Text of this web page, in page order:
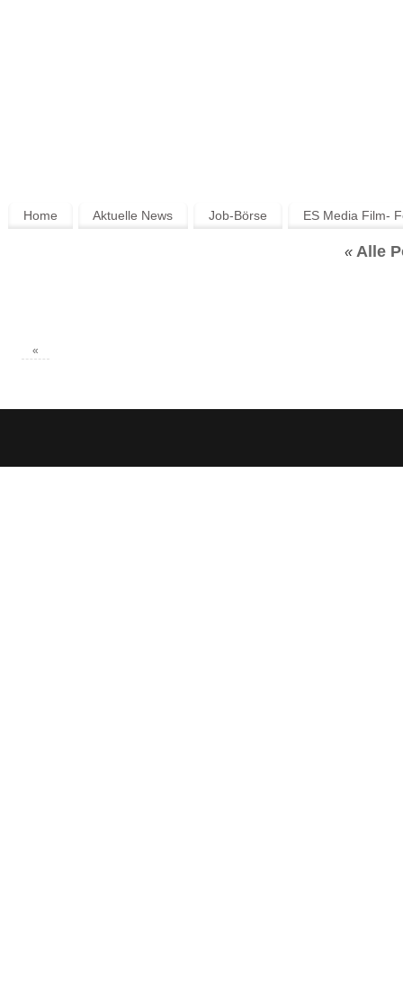
Home Aktuelle News Job-Börse ES Media Film-
« Alle
«